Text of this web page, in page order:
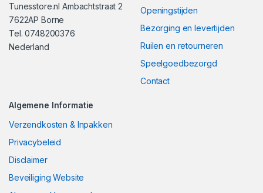
Tunesstore.nl Ambachtstraat 2
7622AP Borne
Tel. 0748200376
Nederland
Openingstijden
Bezorging en levertijden
Ruilen en retourneren
Speelgoedbezorgd
Contact
Algemene Informatie
Verzendkosten & Inpakken
Privacybeleid
Disclaimer
Beveiliging Website